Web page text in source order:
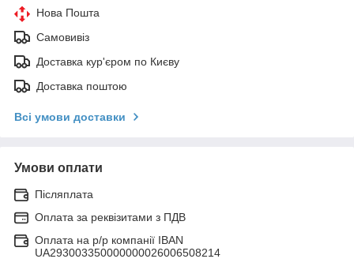
Нова Пошта
Самовивіз
Доставка кур'єром по Києву
Доставка поштою
Всі умови доставки
Умови оплати
Післяплата
Оплата за реквізитами з ПДВ
Оплата на р/р компанії IBAN
UA293003350000000026006508214